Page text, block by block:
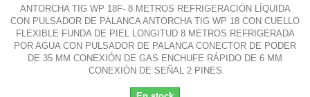
ANTORCHA TIG WP 18F- 8 METROS REFRIGERACIÓN LÍQUIDA
CON PULSADOR DE PALANCA ANTORCHA TIG WP 18 CON CUELLO
FLEXIBLE FUNDA DE PIEL LONGITUD 8 METROS REFRIGERADA
POR AGUA CON PULSADOR DE PALANCA CONECTOR DE PODER
DE 35 MM CONEXIÓN DE GAS ENCHUFE RÁPIDO DE 6 MM
CONEXIÓN DE SEÑAL 2 PINES